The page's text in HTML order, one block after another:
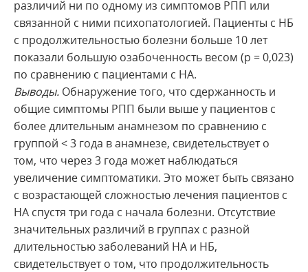
различий ни по одному из симптомов РПП или
связанной с ними психопатологией. Пациенты с НБ
с продолжительностью болезни больше 10 лет
показали большую озабоченность весом (р = 0,023)
по сравнению с пациентами с НА.
Выводы. Обнаружение того, что сдержанность и
общие симптомы РПП были выше у пациентов с
более длительным анамнезом по сравнению с
группой < 3 года в анамнезе, свидетельствует о
том, что через 3 года может наблюдаться
увеличение симптоматики. Это может быть связано
с возрастающей сложностью лечения пациентов с
НА спустя три года с начала болезни. Отсутствие
значительных различий в группах с разной
длительностью заболеваний НА и НБ,
свидетельствует о том, что продолжительность